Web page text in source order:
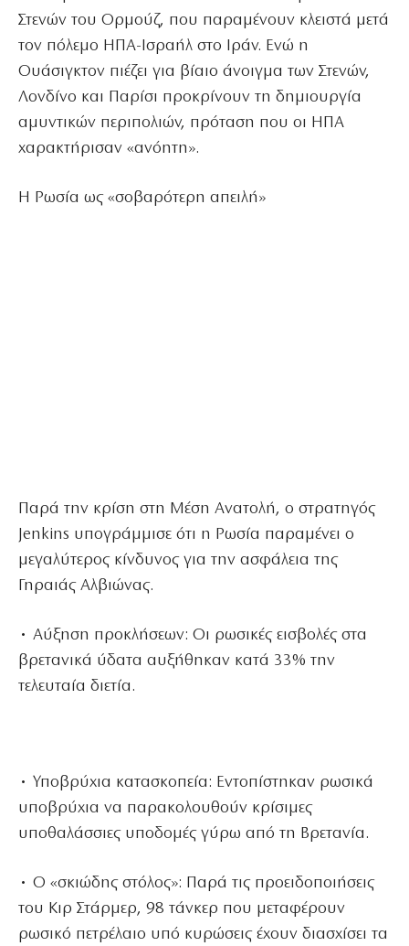
Στενών του Ορμούζ, που παραμένουν κλειστά μετά
τον πόλεμο ΗΠΑ-Ισραήλ στο Ιράν. Ενώ η
Ουάσιγκτον πιέζει για βίαιο άνοιγμα των Στενών,
Λονδίνο και Παρίσι προκρίνουν τη δημιουργία
αμυντικών περιπολιών, πρόταση που οι ΗΠΑ
χαρακτήρισαν «ανόητη».
Η Ρωσία ως «σοβαρότερη απειλή»
Παρά την κρίση στη Μέση Ανατολή, ο στρατηγός
Jenkins υπογράμμισε ότι η Ρωσία παραμένει ο
μεγαλύτερος κίνδυνος για την ασφάλεια της
Γηραιάς Αλβιώνας.
• Αύξηση προκλήσεων: Οι ρωσικές εισβολές στα
βρετανικά ύδατα αυξήθηκαν κατά 33% την
τελευταία διετία.
• Υποβρύχια κατασκοπεία: Εντοπίστηκαν ρωσικά
υποβρύχια να παρακολουθούν κρίσιμες
υποθαλάσσιες υποδομές γύρω από τη Βρετανία.
• Ο «σκιώδης στόλος»: Παρά τις προειδοποιήσεις
του Κιρ Στάρμερ, 98 τάνκερ που μεταφέρουν
ρωσικό πετρέλαιο υπό κυρώσεις έχουν διασχίσει τα